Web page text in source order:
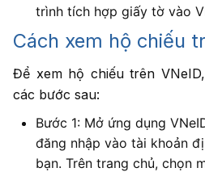
trình tích hợp giấy tờ vào
Cách xem hộ chiếu
Để xem hộ chiếu trên
các bước sau:
Bước 1: Mở ứng dụng
đăng nhập vào tài khoản
bạn. Trên trang chủ, chọn